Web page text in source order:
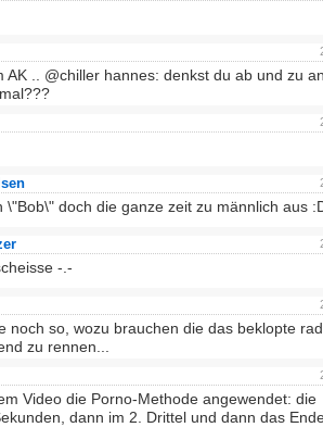
AK .. @chiller hannes: denkst du ab und zu
\"Bob\" doch die ganze zeit zu männlich aus
-.-
noch so, wozu brauchen die das beklopte
zu rennen...
Video die Porno-Methode angewendet: die
dann im 2. Drittel und dann das